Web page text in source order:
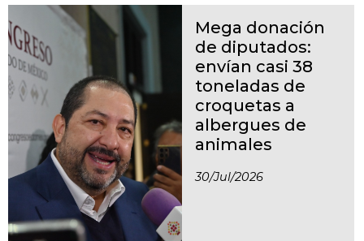
Mega donación
de diputados:
envían casi 38
toneladas de
croquetas a
albergues de
animales
30/jul/2026